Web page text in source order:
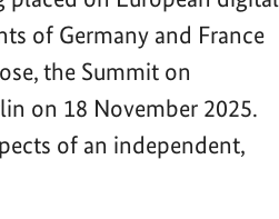
of Germany and France
the Summit on
on 18 November 2025.
of an independent,